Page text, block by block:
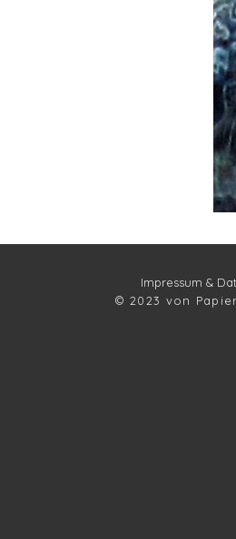
Impressum &
© 2023 von